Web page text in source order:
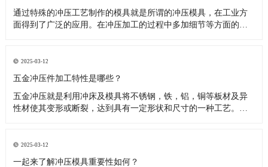
通过特殊的冲压工艺制作的模具就是所谓的冲压模具，在工业方
面得到了广泛的应用。​在冲压加工的过程中多加细节等方面的问
便，易于实现机械化与自动化。这是因为冲压是依靠冲模和冲压
设备来完成加工
2025-03-12
五金冲压件加工特性是哪些？
五金冲压就是利用冲床及模具将不锈钢，铁，铝，铜等板材及异
性材使其变形或断裂，达到具有一定形状和尺寸的一种工艺。五
行业。​冲压模具、冲压机器设备还有冲压原材料是组成加工的三
要素，下面我们来说
2025-03-12
一起来了解冲压模具重要性如何？